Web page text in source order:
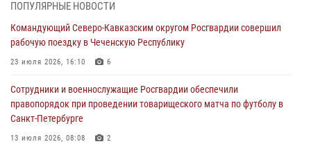
В Нижнем Новгороде состоялось Всероссийское совещание-
семинар по вопросам развития вневедомственной охраны
06 августа 2026, 14:47 10 1
В Брянске сотрудники и военнослужащие Росгвардии почтили
память Героя России Олега Визнюка
ПОПУЛЯРНЫЕ НОВОСТИ
Командующий Северо-Кавказским округом Росгвардии совершил
рабочую поездку в Чеченскую Республику
23 июля 2026, 16:10 6
Сотрудники и военнослужащие Росгвардии обеспечили
правопорядок при проведении товарищеского матча по футболу в
Санкт-Петербурге
13 июля 2026, 08:08 2